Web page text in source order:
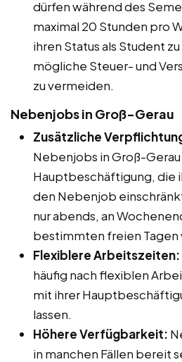
dürfen während des
maximal 20 Stunden pro
ihren Status als Student
mögliche Steuer- und
zu vermeiden.
Nebenjobs in Groß-Gerau
Zusätzliche
Nebenjobs in Groß-
Hauptbeschäftigung, die
den Nebenjob
nur abends, an
bestimmten freien Tagen
Flexiblere Arbeitszeiten:
häufig nach flexiblen
mit ihrer
lassen.
Höhere Verfügbarkeit:
in manchen Fällen bereit